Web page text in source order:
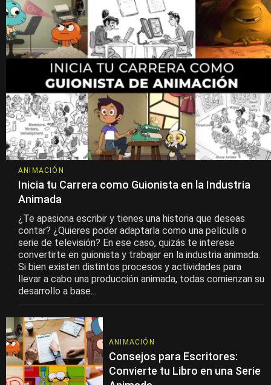
ANIMACIÓN
Inicia tu Carrera como Guionista en la Industria
Animada
¿Te apasiona escribir y tienes una historia que deseas
contar? ¿Quieres poder adaptarla como una película o
serie de televisión? En ese caso, quizás te interese
convertirte en guionista y trabajar en la industria animada.
Si bien existen distintos procesos y actividades para
llevar a cabo una producción animada, todas comienzan su
desarrollo a base...
ANIMACIÓN
Consejos para Escritores:
Convierte tu Libro en una Serie